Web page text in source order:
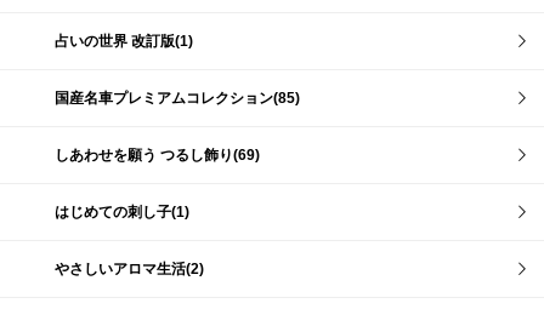
占いの世界 改訂版(1)
国産名車プレミアムコレクション(85)
しあわせを願う つるし飾り(69)
はじめての刺し子(1)
やさしいアロマ生活(2)